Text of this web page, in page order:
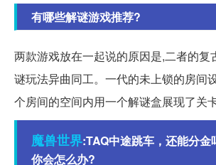
有哪些解谜游戏推荐?
两款游戏放在一起说的原因是,二者的复
谜玩法异曲同工。一代的未上锁的房间
个房间的空间内用一个解谜盒展现了关
魔兽世界:TAQ中途跳车，还能分金
你会怎么办?